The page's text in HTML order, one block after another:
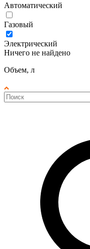
Автоматический
Газовый
Электрический
Ничего не найдено
Объем, л